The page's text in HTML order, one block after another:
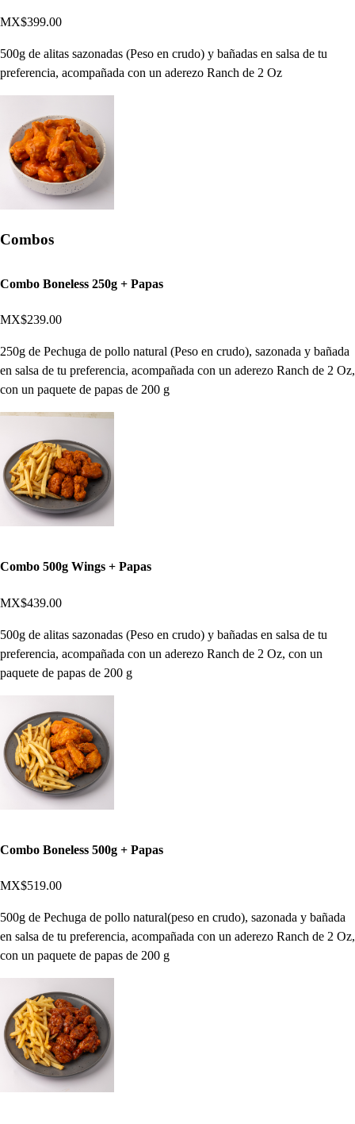
MX$399.00
500g de alitas sazonadas (Peso en crudo) y bañadas en salsa de tu
preferencia, acompañada con un aderezo Ranch de 2 Oz
Combos
Combo Boneless 250g + Papas
MX$239.00
250g de Pechuga de pollo natural (Peso en crudo), sazonada y bañada
en salsa de tu preferencia, acompañada con un aderezo Ranch de 2 Oz,
con un paquete de papas de 200 g
Combo 500g Wings + Papas
MX$439.00
500g de alitas sazonadas (Peso en crudo) y bañadas en salsa de tu
preferencia, acompañada con un aderezo Ranch de 2 Oz, con un
paquete de papas de 200 g
Combo Boneless 500g + Papas
MX$519.00
500g de Pechuga de pollo natural(peso en crudo), sazonada y bañada
en salsa de tu preferencia, acompañada con un aderezo Ranch de 2 Oz,
con un paquete de papas de 200 g